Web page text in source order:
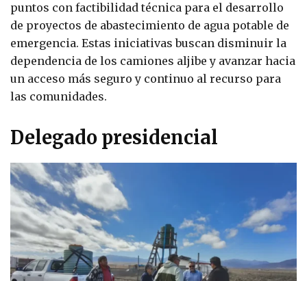
puntos con factibilidad técnica para el desarrollo
de proyectos de abastecimiento de agua potable de
emergencia. Estas iniciativas buscan disminuir la
dependencia de los camiones aljibe y avanzar hacia
un acceso más seguro y continuo al recurso para
las comunidades.
Delegado presidencial